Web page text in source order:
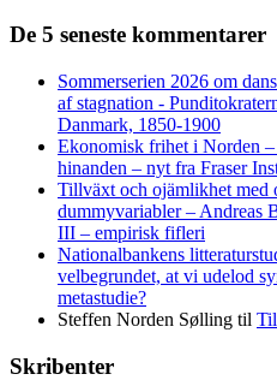
De 5 seneste kommentarer
Sommerserien 2026 om
af stagnation -
Danmark, 1850-1900
Ekonomisk frihet i Norden
hinanden – nyt fra Fraser
Tillväxt och ojämlikhet med
dummyvariabler – Andreas
III – empirisk fifleri
Nationalbankens
velbegrundet, at vi udelod
metastudie?
Steffen Norden Sølling til
Skribenter